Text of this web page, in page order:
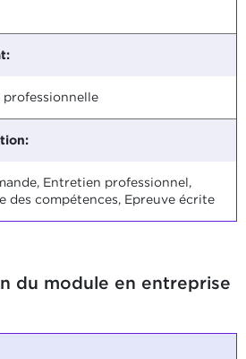
Entretien professionnel,
des compétences, Epreuve écrite
du module en entreprise